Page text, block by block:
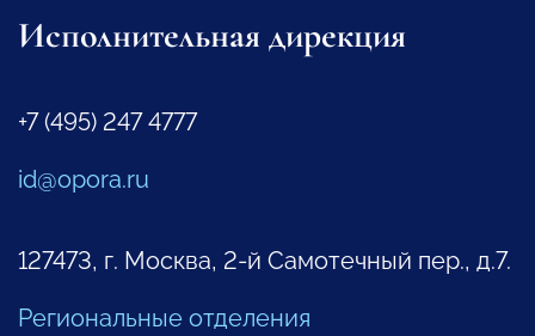
Исполнительная дирекция
+7 (495) 247 4777
id@opora.ru
127473, г. Москва, 2-й Самотечный пер., д.7.
Региональные отделения